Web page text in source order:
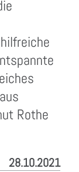
Rothe
28.10.2021